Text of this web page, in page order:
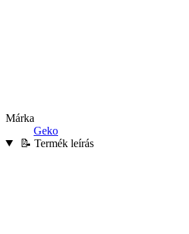
Márka
Geko
📝 Termék leírás